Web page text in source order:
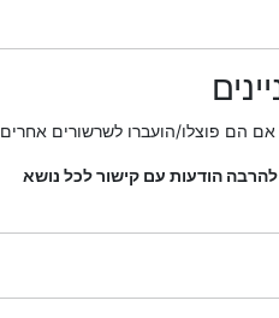
אם הם פוצלו/הועברו לשרשורים אחרים
הודעות עם קישור לכל נושא